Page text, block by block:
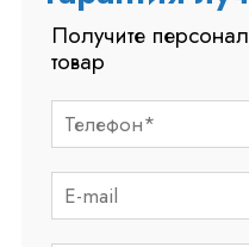
Получите
товар